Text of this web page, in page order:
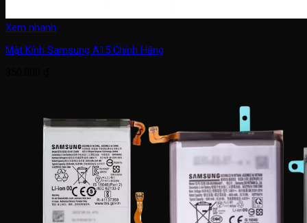
Xem nhanh
Mặt Kính Samsung A15 Chính Hãng